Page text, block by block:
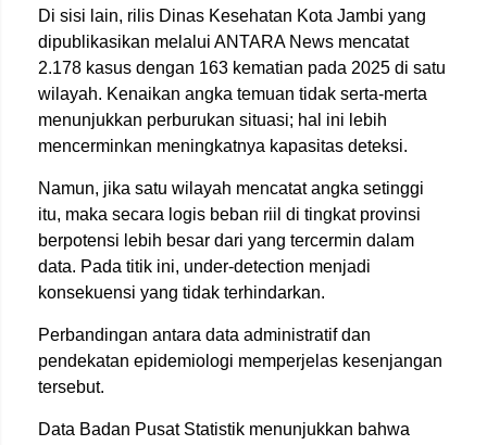
Di sisi lain, rilis Dinas Kesehatan Kota Jambi yang
dipublikasikan melalui ANTARA News mencatat
2.178 kasus dengan 163 kematian pada 2025 di satu
wilayah. Kenaikan angka temuan tidak serta-merta
menunjukkan perburukan situasi; hal ini lebih
mencerminkan meningkatnya kapasitas deteksi.
Namun, jika satu wilayah mencatat angka setinggi
itu, maka secara logis beban riil di tingkat provinsi
berpotensi lebih besar dari yang tercermin dalam
data. Pada titik ini, under-detection menjadi
konsekuensi yang tidak terhindarkan.
Perbandingan antara data administratif dan
pendekatan epidemiologi memperjelas kesenjangan
tersebut.
Data Badan Pusat Statistik menunjukkan bahwa